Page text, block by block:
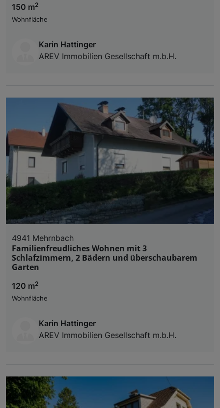
150 m2
Wohnfläche
Karin Hattinger
AREV Immobilien Gesellschaft m.b.H.
4941 Mehrnbach
Familienfreudliches Wohnen mit 3
Schlafzimmern, 2 Bädern und überschaubarem
Garten
120 m2
Wohnfläche
Karin Hattinger
AREV Immobilien Gesellschaft m.b.H.